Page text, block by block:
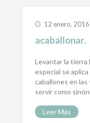
12 enero, 2016
acaballonar.
Levantar la tierra
especial se
caballones en
servir como
Leer Más